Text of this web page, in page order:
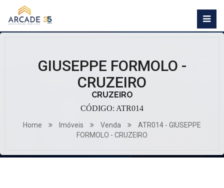
GIUSEPPE FORMOLO -
CRUZEIRO
CRUZEIRO
CÓDIGO: ATR014
Home Imóveis Venda
ATR014 - GIUSEPPE
FORMOLO - CRUZEIRO